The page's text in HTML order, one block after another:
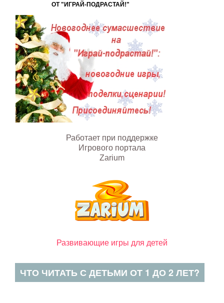
ОТ "ИГРАЙ-ПОДРАСТАЙ!"
Работает при поддержке
Игрового портала
Zarium
Развивающие игры для детей
ЧТО ЧИТАТЬ С ДЕТЬМИ ОТ 1 ДО 2 ЛЕТ?